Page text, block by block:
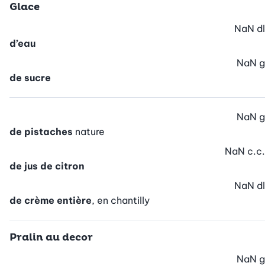
Glace
d’eau
NaN dl
de sucre
NaN g
de pistaches nature
NaN g
de jus de citron
NaN c.c.
de crème entière, en chantilly
NaN dl
Pralin au decor
NaN g